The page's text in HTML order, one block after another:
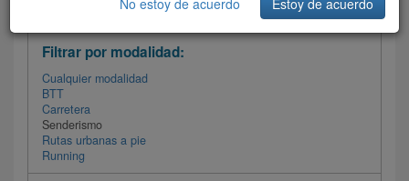
Filtrar las rutas
Filtrar por modalidad:
Cualquier modalidad
BTT
Carretera
Senderismo
Rutas urbanas a pie
Running
No estoy de acuerdo Estoy de acuerdo